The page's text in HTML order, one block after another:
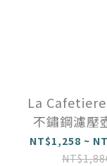
La
不鏽鋼濾壓
色
NT$1,258 ~